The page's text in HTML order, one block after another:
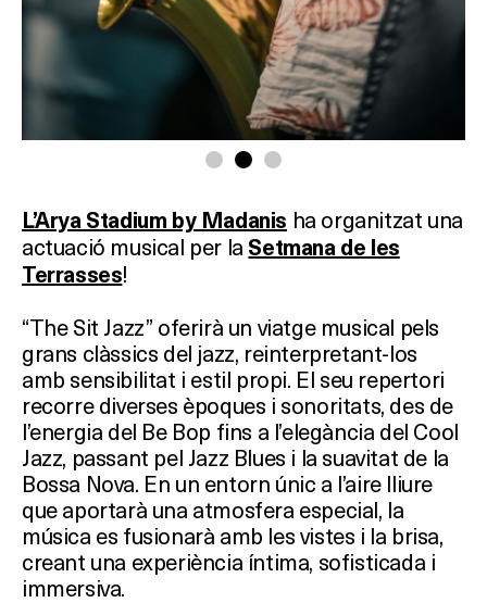
L’Arya Stadium by Madanis ha organitzat una
actuació musical per la Setmana de les
Terrasses!
“The Sit Jazz” oferirà un viatge musical pels
grans clàssics del jazz, reinterpretant-los
amb sensibilitat i estil propi. El seu repertori
recorre diverses èpoques i sonoritats, des de
l’energia del Be Bop fins a l’elegància del Cool
Jazz, passant pel Jazz Blues i la suavitat de la
Bossa Nova. En un entorn únic a l’aire lliure
que aportarà una atmosfera especial, la
música es fusionarà amb les vistes i la brisa,
creant una experiència íntima, sofisticada i
immersiva.